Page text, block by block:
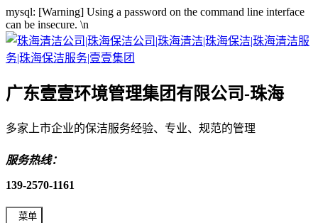
mysql: [Warning] Using a password on the command line interface
can be insecure. \n
广东壹壹环境管理集团有限公司-珠海
多家上市企业的保洁服务经验、专业、规范的管理
服务热线：
139-2570-1161
菜单